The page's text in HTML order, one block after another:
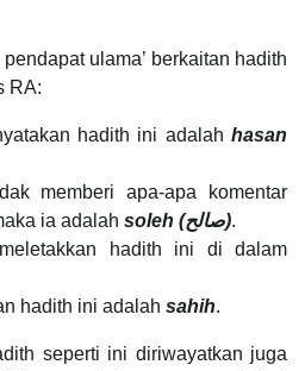
ulama’ berkaitan hadith
RA:
hadith ini adalah hasan
memberi apa-apa komentar
ia adalah soleh (صالح).
hadith ini di dalam
hadith ini adalah sahih.
seperti ini diriwayatkan juga